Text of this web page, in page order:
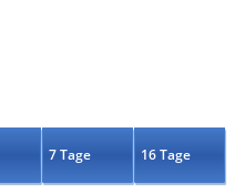
7 Tage 16 Tage